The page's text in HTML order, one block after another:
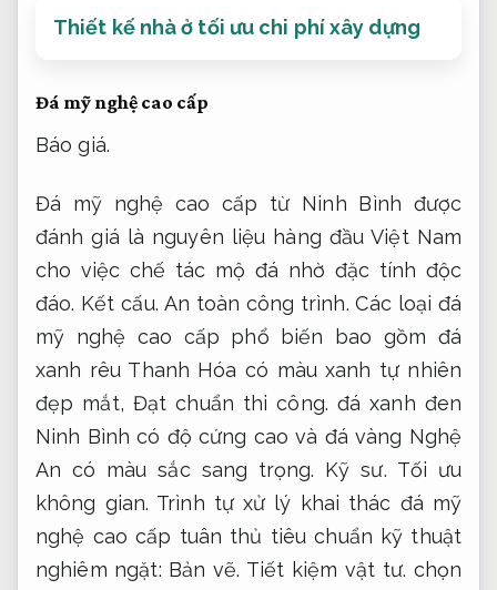
Thiết kế nhà ở tối ưu chi phí xây dựng
Đá mỹ nghệ cao cấp
Báo giá.
Đá mỹ nghệ cao cấp từ Ninh Bình được
đánh giá là nguyên liệu hàng đầu Việt Nam
cho việc chế tác mộ đá nhờ đặc tính độc
đáo. Kết cấu. An toàn công trình. Các loại đá
mỹ nghệ cao cấp phổ biến bao gồm đá
xanh rêu Thanh Hóa có màu xanh tự nhiên
đẹp mắt, Đạt chuẩn thi công. đá xanh đen
Ninh Bình có độ cứng cao và đá vàng Nghệ
An có màu sắc sang trọng. Kỹ sư. Tối ưu
không gian. Trình tự xử lý khai thác đá mỹ
nghệ cao cấp tuân thủ tiêu chuẩn kỹ thuật
nghiêm ngặt: Bản vẽ. Tiết kiệm vật tư. chọn